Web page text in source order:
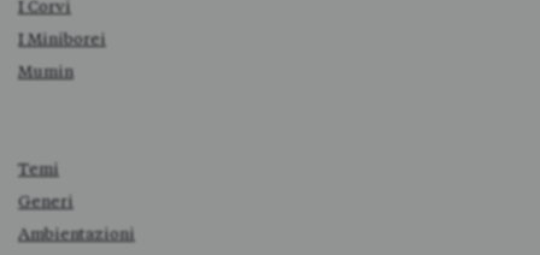
I Corvi
I Miniborei
Mumin
Temi
Generi
Ambientazioni